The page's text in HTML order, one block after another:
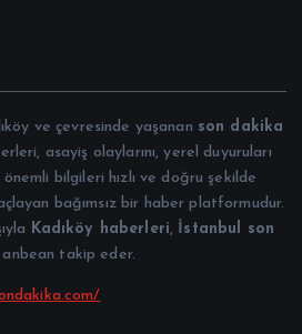
ve çevresinde yaşanan son dakika
asayiş olaylarını, yerel duyuruları
bilgileri hızlı ve doğru şekilde
bağımsız bir haber platformudur.
Kadıköy haberleri, İstanbul son
takip eder.